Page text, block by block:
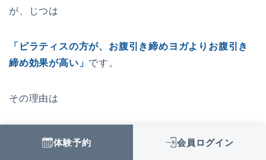
が、じつは
「ピラティスの方が、お腹引き締めヨガよりお腹引き
締め効果が高い」 です。
その理由は
ピラティスの効果
体験予約 会員ログイン